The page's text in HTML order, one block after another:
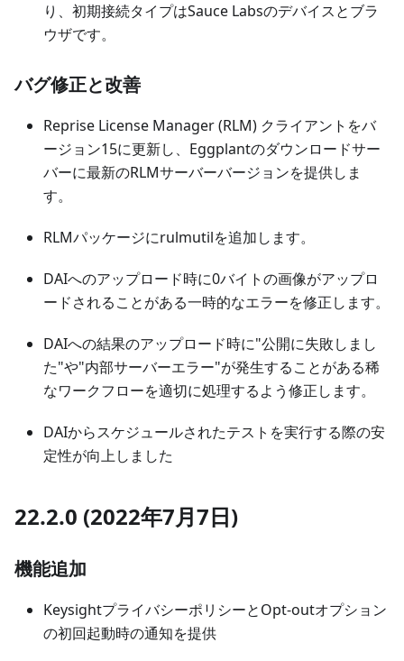
り、初期接続タイプはSauce Labsのデバイスとブラ
ウザです。
バグ修正と改善
Reprise License Manager (RLM) クライアントをバ
ージョン15に更新し、Eggplantのダウンロードサー
バーに最新のRLMサーバーバージョンを提供しま
す。
RLMパッケージにrulmutilを追加します。
DAIへのアップロード時に0バイトの画像がアップロ
ードされることがある一時的なエラーを修正します。
DAIへの結果のアップロード時に"公開に失敗しまし
た"や"内部サーバーエラー"が発生することがある稀
なワークフローを適切に処理するよう修正します。
DAIからスケジュールされたテストを実行する際の安
定性が向上しました
22.2.0 (2022年7月7日)
機能追加
KeysightプライバシーポリシーとOpt-outオプション
の初回起動時の通知を提供